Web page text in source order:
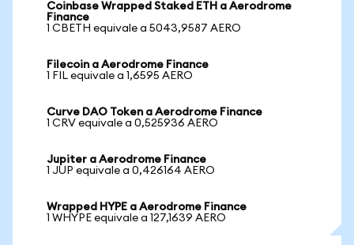
Coinbase Wrapped Staked ETH a Aerodrome
Finance
1 CBETH equivale a 5043,9587 AERO
Filecoin a Aerodrome Finance
1 FIL equivale a 1,6595 AERO
Curve DAO Token a Aerodrome Finance
1 CRV equivale a 0,525936 AERO
Jupiter a Aerodrome Finance
1 JUP equivale a 0,426164 AERO
Wrapped HYPE a Aerodrome Finance
1 WHYPE equivale a 127,1639 AERO